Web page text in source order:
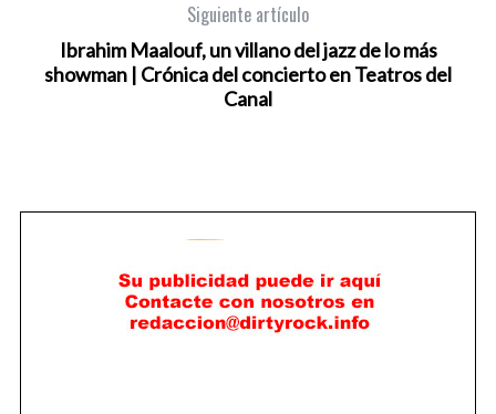
Siguiente artículo
Ibrahim Maalouf, un villano del jazz de lo más
showman | Crónica del concierto en Teatros del
Canal